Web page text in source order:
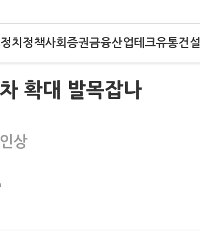
정치 정책사회 증권금융산업테크유통건설
확대 발목잡나
상